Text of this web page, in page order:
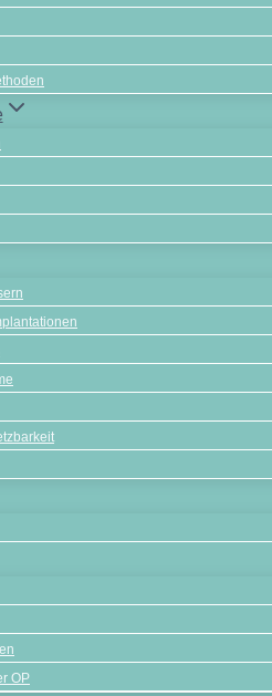
OP